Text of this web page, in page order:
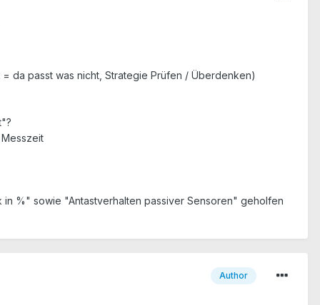
da passt was nicht, Strategie Prüfen / Überdenken)
%" sowie "Antastverhalten passiver Sensoren" geholfen
Author